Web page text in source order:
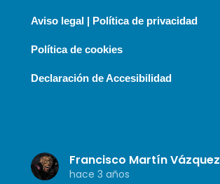
Francisco Martín Vázquez
hace 3 años
Aviso legal | Política de privacidad
Política de cookies
Declaración de Accesibilidad